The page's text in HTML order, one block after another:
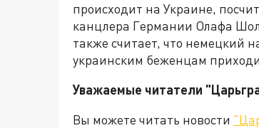
происходит на Украине,
канцлера Германии Олафа
также считает, что немецкий
украинским беженцам
Уважаемые читатели
Вы можете читать новости